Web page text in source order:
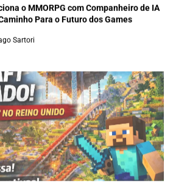
o MMORPG com Companheiro de IA
Para o Futuro dos Games
Sartori